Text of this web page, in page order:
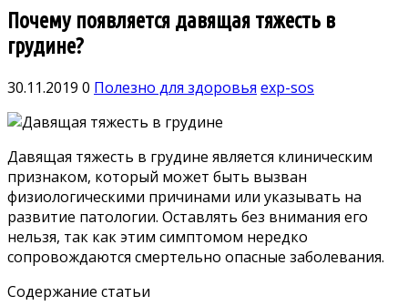
Почему появляется давящая тяжесть в
грудине?
30.11.2019 0 Полезно для здоровья exp-sos
Давящая тяжесть в грудине является клиническим
признаком, который может быть вызван
физиологическими причинами или указывать на
развитие патологии. Оставлять без внимания его
нельзя, так как этим симптомом нередко
сопровождаются смертельно опасные заболевания.
Содержание статьи